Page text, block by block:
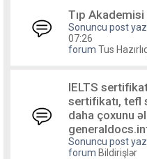
Tıp
Sonuncu post
07:26
forum Tus
IELTS
sertifikatı, tefl
daha çoxunu
Sonuncu post
forum Bildirişlər